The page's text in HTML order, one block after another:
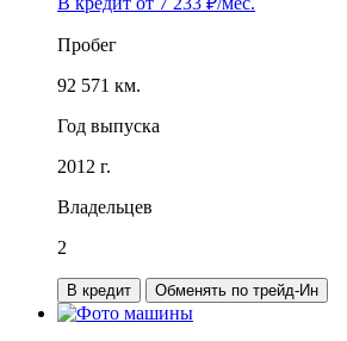
Пробег
92 571 км.
Год выпуска
2012 г.
Владельцев
2
В кредит Обменять по трейд-Ин